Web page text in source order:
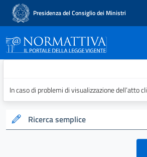
Presidenza del Consiglio dei Ministri
Normattiva - Il
In caso di problemi di visualizzazione dell’atto
Ricerca semplice